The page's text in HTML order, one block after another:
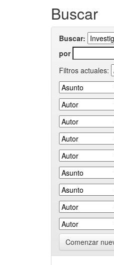
Buscar
Buscar:
por
Filtros actuales:
Comenzar